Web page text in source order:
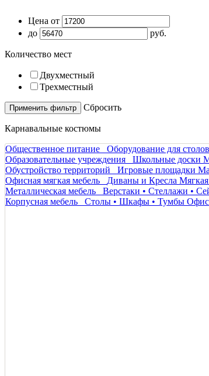
Цена от
до
руб.
Количество мест
Двухместный
Трехместный
Cбросить
Карнавальные костюмы
Общественное питание Оборудование для
Образовательные учреждения
Школьные доски
Обустройство территорий
Игровые площадки
Офисная мягкая мебель
Диваны и Кресла
Металлическая мебель
Верстаки • Стеллажи •
Корпусная мебель
Столы • Шкафы • Тумбы